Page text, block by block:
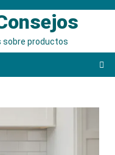
sobre productos